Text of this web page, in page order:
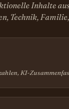
Inhalte
Technik,
KI-